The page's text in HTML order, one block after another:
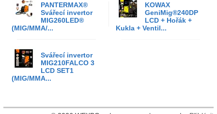
PANTERMAX®
Svářecí invertor
MIG260LED®
(MIG/MMA/...
KOWAX
GeniMig®240DP
LCD + Hořák +
Kukla + Ventil...
Svářecí invertor
MIG210FALCO 3
LCD SET1
(MIG/MMA...